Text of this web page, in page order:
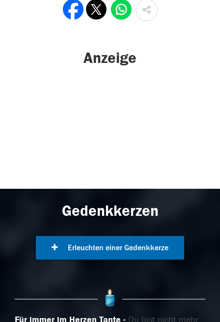
Anzeige
Gedenkkerzen
Erleuchten einer Gedenkkerze
Für immer im Herzen Tante
Du bist nicht mehr